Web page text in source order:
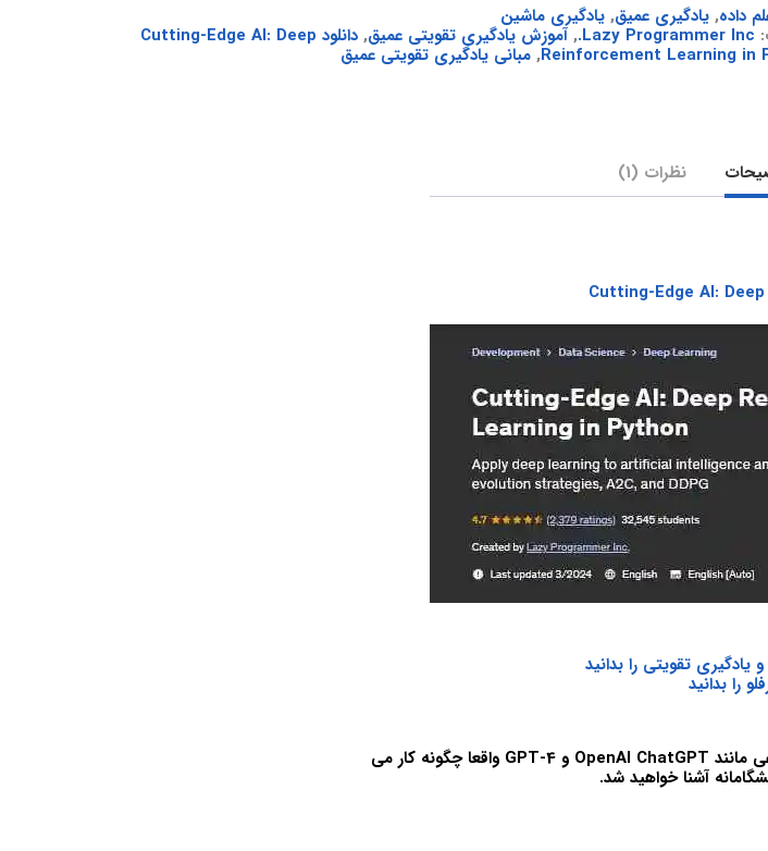
داده, یادگیری عمیق, یادگیری ماشین
Lazy Programmer Inc.
, آموزش یادگیری تقویتی عمیق, دانلود Cutting-Edge AI: Deep
Reinforcement Learning in
, مبانی یادگیری تقویتی عمیق
نظرات (1)
Cutting-Edge AI:
را بدانید
تا به حال فکر کرده اید که فناوری های هوش مصنوعی مانند OpenAI ChatGPT و GPT-4 واقعا چگونه کار می
آشنا خواهید شد.